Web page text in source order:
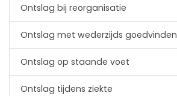
Ontslag bij reorganisatie
Ontslag met wederzijds goedvinden
Ontslag op staande voet
Ontslag tijdens ziekte